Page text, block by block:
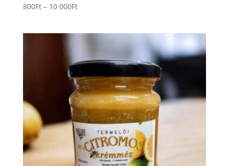
800Ft – 10 000FtÁrtartomány: